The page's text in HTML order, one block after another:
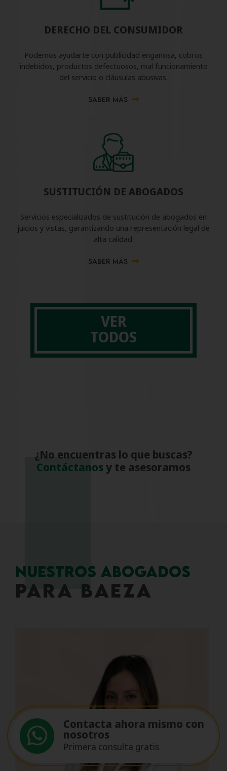
Contacta ahora mismo con
nosotros
Primera consulta gratis
DERECHO DEL CONSUMIDOR
Podemos ayudarte con publicidad engañosa, cobros
indebidos, productos defectuosos, mal funcionamiento
del servicio o cláusulas abusivas.
SABER MÁS
SUSTITUCIÓN DE ABOGADOS
Servicios especializados de sustitución de abogados en
juicios y vistas, garantizando una representación legal de
alta calidad.
SABER MÁS
VER
TODOS
¿No encuentras lo que buscas?
Contáctanos y te asesoramos
NUESTROS ABOGADOS
PARA Baeza